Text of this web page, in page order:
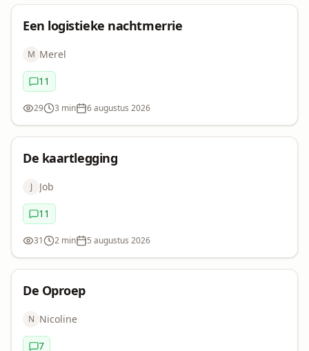
Een logistieke nachtmerrie
M Merel
Commentaren:
11
Bekeken:
29Leestijd:
3 minDatum:
6 augustus 2026
De
kaartlegging
De kaartlegging
J Job
Commentaren:
11
Bekeken:
31Leestijd:
2 minDatum:
5 augustus 2026
De
Oproep
De Oproep
N Nicoline
7